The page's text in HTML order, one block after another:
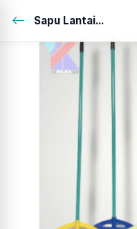
Sapu Lantai...